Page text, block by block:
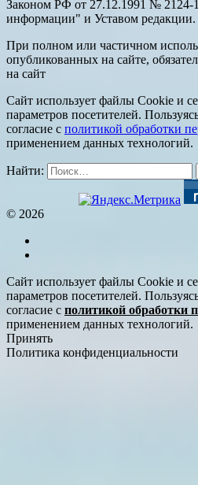
Законом РФ от 27.12.1991 № 2124-
информации" и Уставом редакции.
При полном или частичном
опубликованных на сайте,
на сайт
Сайт использует файлы Cookie и
параметров посетителей.
согласие с политикой обработки
применением данных технологий.
Найти:
© 2026
Сайт использует файлы Cookie и
параметров посетителей.
согласие с политикой обработки
применением данных технологий.
Принять
Политика конфиденциальности